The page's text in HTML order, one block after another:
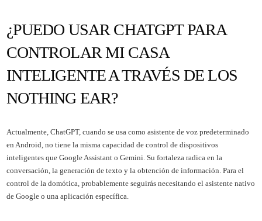
¿PUEDO USAR CHATGPT PARA
CONTROLAR MI CASA
INTELIGENTE A TRAVÉS DE LOS
NOTHING EAR?
Actualmente, ChatGPT, cuando se usa como asistente de voz predeterminado
en Android, no tiene la misma capacidad de control de dispositivos
inteligentes que Google Assistant o Gemini. Su fortaleza radica en la
conversación, la generación de texto y la obtención de información. Para el
control de la domótica, probablemente seguirás necesitando el asistente nativo
de Google o una aplicación específica.